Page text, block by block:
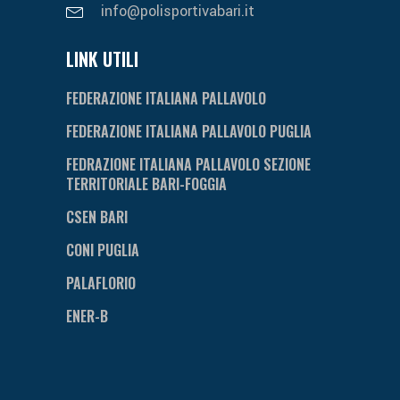
info@polisportivabari.it
LINK UTILI
FEDERAZIONE ITALIANA PALLAVOLO
FEDERAZIONE ITALIANA PALLAVOLO PUGLIA
FEDRAZIONE ITALIANA PALLAVOLO SEZIONE
TERRITORIALE BARI-FOGGIA
CSEN BARI
CONI PUGLIA
PALAFLORIO
ENER-B